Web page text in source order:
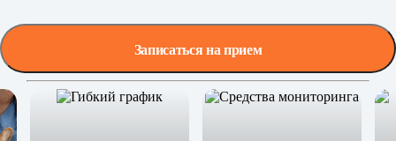
Записаться на прием